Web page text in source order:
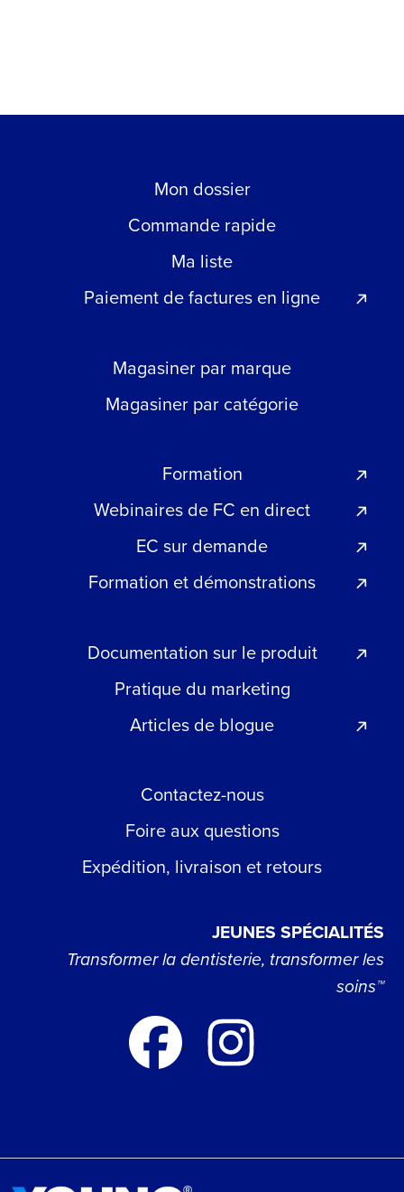
Mon dossier
Commande rapide
Ma liste
Paiement de factures en ligne
Magasiner par marque
Magasiner par catégorie
Formation
Webinaires de FC en direct
EC sur demande
Formation et démonstrations
Documentation sur le produit
Pratique du marketing
Articles de blogue
Contactez-nous
Foire aux questions
Expédition, livraison et retours
JEUNES SPÉCIALITÉS
Transformer la dentisterie, transformer les
soins™